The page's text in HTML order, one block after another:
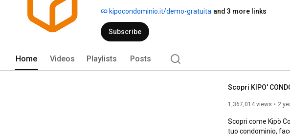
kipocondominio.it/demo-gratuita and 3 more links
Subscribe
Home Videos Playlists Posts
1,367,014 views 2
Scopri come Kipò
tuo condominio,